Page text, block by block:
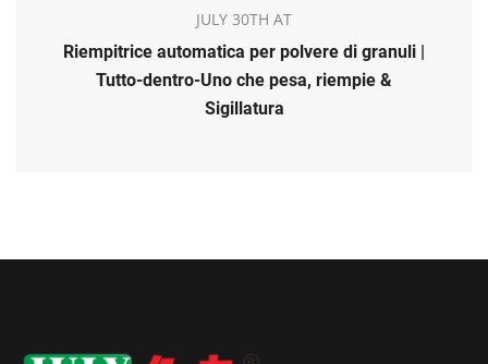
JULY 30TH AT
Riempitrice automatica per polvere di granuli |
Tutto-dentro-Uno che pesa, riempie &
Sigillatura